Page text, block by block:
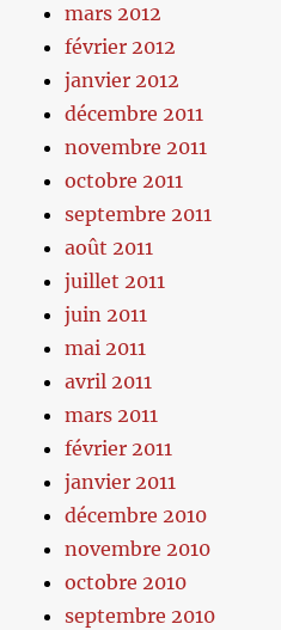
mars 2012
février 2012
janvier 2012
décembre 2011
novembre 2011
octobre 2011
septembre 2011
août 2011
juillet 2011
juin 2011
mai 2011
avril 2011
mars 2011
février 2011
janvier 2011
décembre 2010
novembre 2010
octobre 2010
septembre 2010